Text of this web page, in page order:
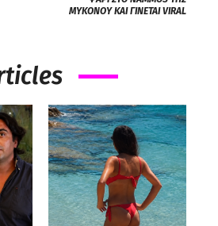
ΜΥΚΟΝΟΥ ΚΑΙ ΓΙΝΕΤΑΙ VIRAL